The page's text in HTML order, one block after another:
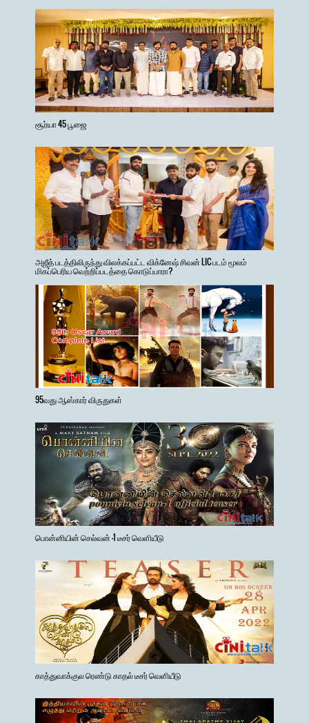
சூர்யா 45 பூஜை
அஜீத் படத்திலிருந்து விலக்கப்பட்ட விக்னேஷ் சிவன் LIC படம் மூலம்
மிகப்பெரிய வெற்றிப்படத்தை கொடுப்பாரா?
95வது ஆஸ்கார் விருதுகள்
பொன்னியின் செல்வன் -1 டீசர் வெளியீடு
காத்துவாக்குல ரெண்டு காதல் டீசர் வெளியீடு